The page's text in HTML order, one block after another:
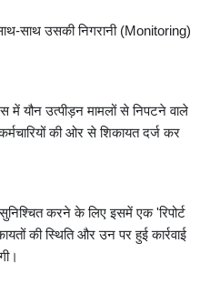
साथ उसकी निगरानी (Monitoring)
में यौन उत्पीड़न मामलों से निपटने वाले
की ओर से शिकायत दर्ज कर
सुनिश्चित करने के लिए इसमें एक 'रिपोर्ट
की स्थिति और उन पर हुई कार्रवाई